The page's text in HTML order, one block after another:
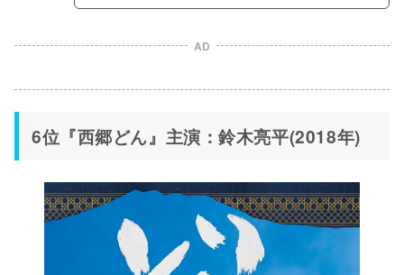
AD
6位『西郷どん』主演：鈴木亮平(2018年)